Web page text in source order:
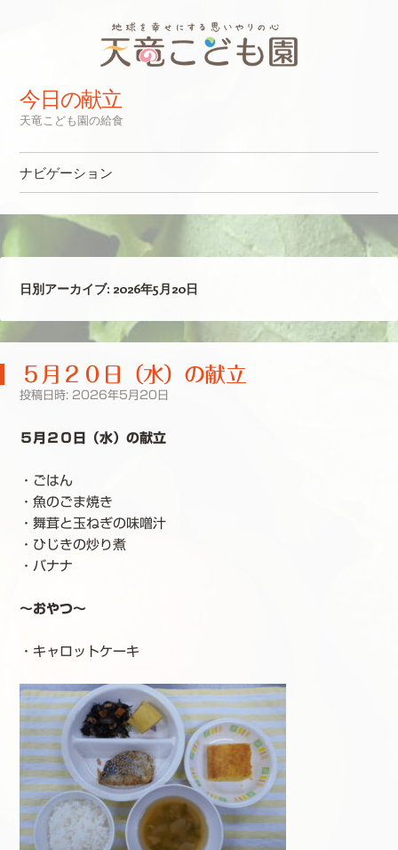
今日の献立
天竜こども園の給食
ナビゲーション
日別アーカイブ: 2026年5月20日
５月２０日（水）の献立
投稿日時: 2026年5月20日
５月２０日（水）の献立
・ごはん
・魚のごま焼き
・舞茸と玉ねぎの味噌汁
・ひじきの炒り煮
・バナナ
～おやつ～
・キャロットケーキ